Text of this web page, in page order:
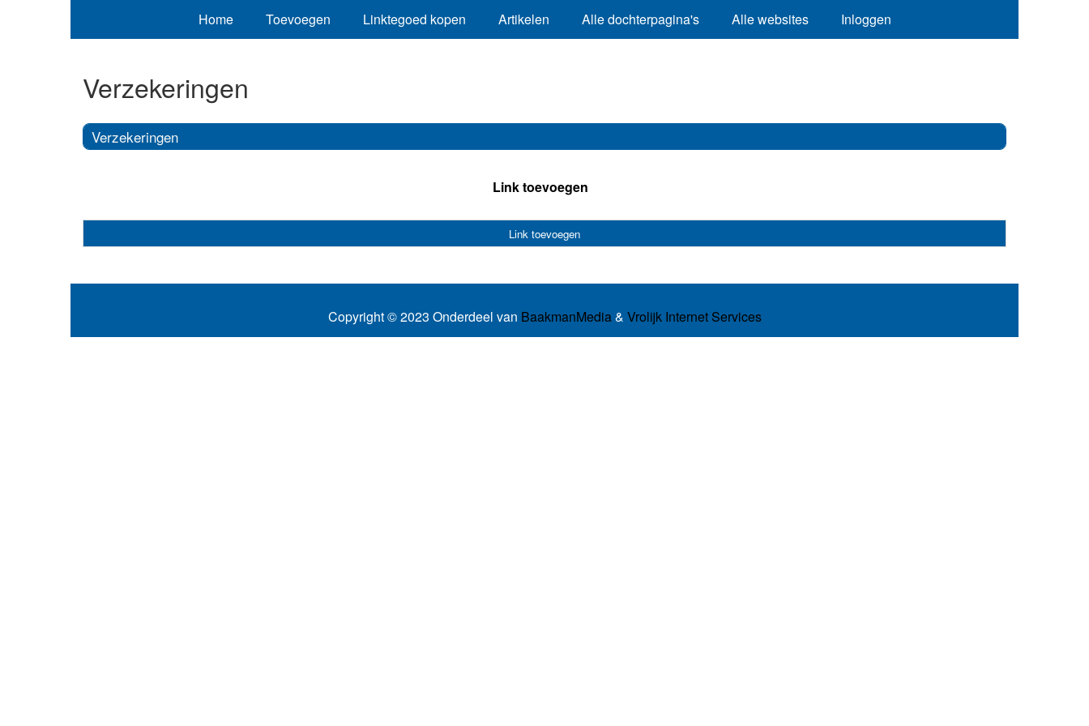
Home Toevoegen Linktegoed kopen Artikelen Alle dochterpagina's Alle websites Inloggen
Verzekeringen
Verzekeringen
Link toevoegen
Link toevoegen
Copyright © 2023 Onderdeel van BaakmanMedia& Vrolijk Internet Services